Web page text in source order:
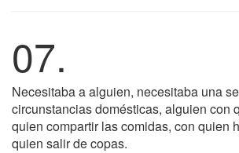
07.
Necesitaba a alguien, necesitaba una
circunstancias domésticas, alguien con
quien compartir las comidas, con quien
quien salir de copas.